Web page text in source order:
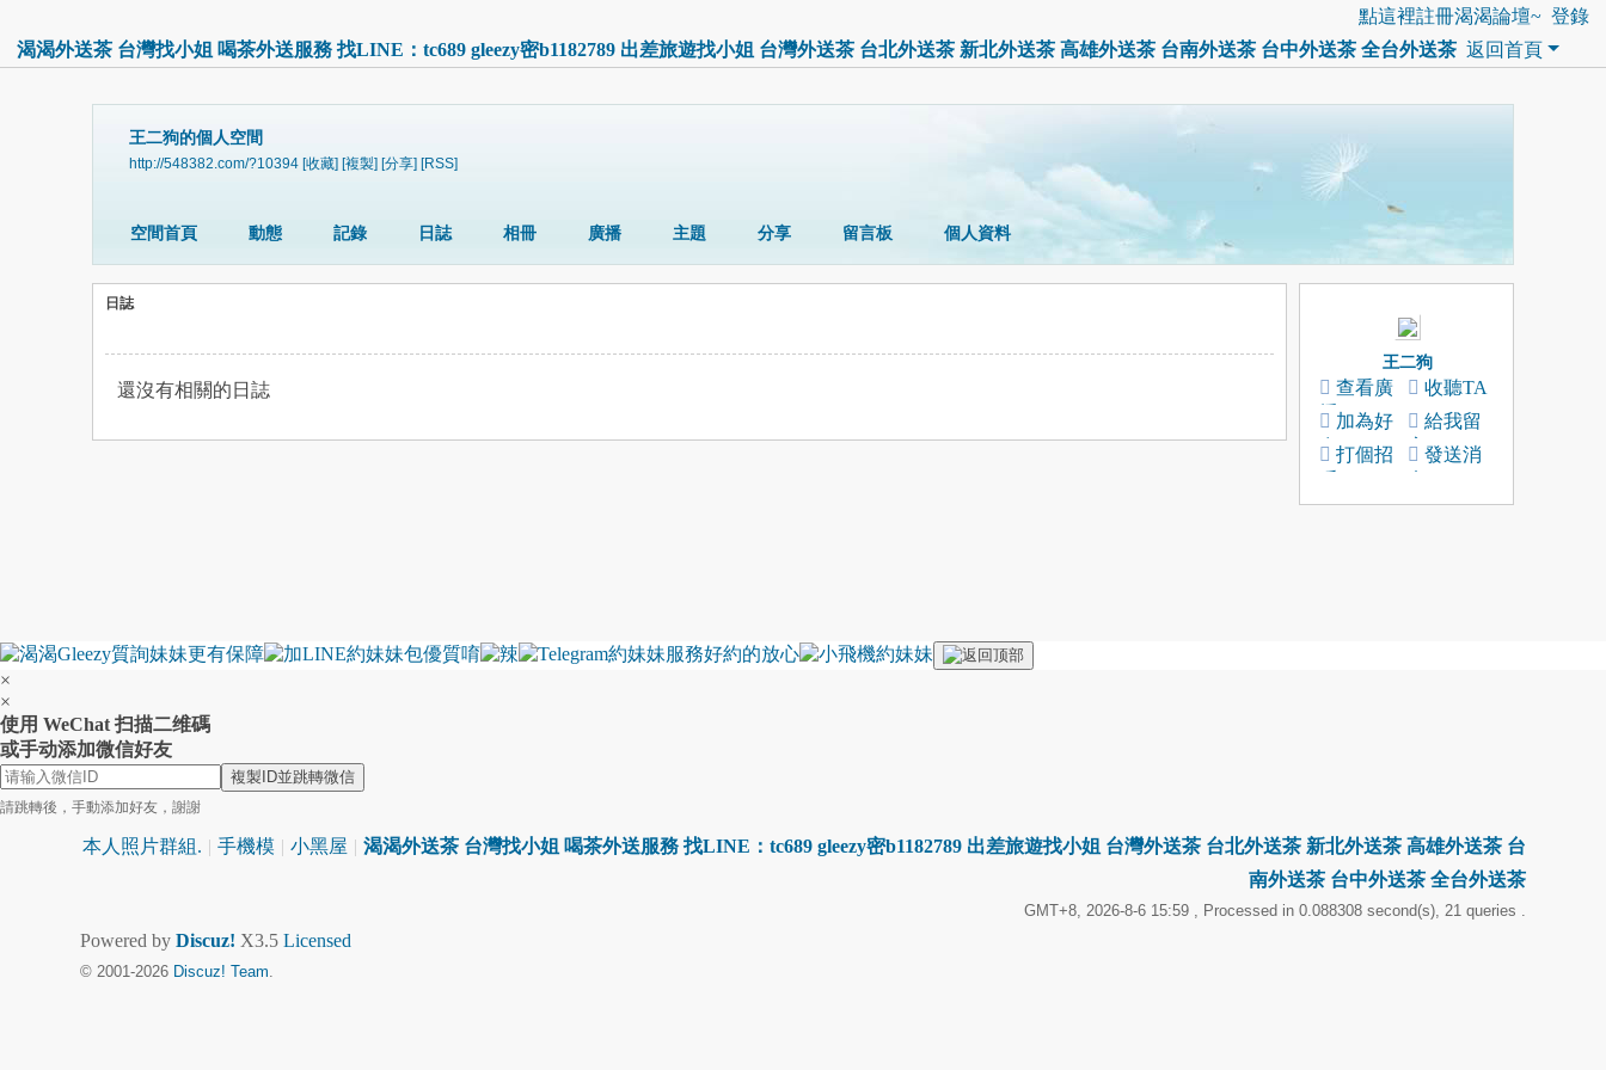
點這裡註冊渴渴論壇~ 登錄
渴渴外送茶 台灣找小姐 喝茶外送服務 找LINE：tc689 gleezy密b1182789 出差旅遊找小姐 台灣外送茶 台北外送茶 新北外送茶 高雄外送茶 台南外送茶 台中外送茶 全台外送茶 返回首頁
王二狗的個人空間
http://548382.com/?10394 [收藏] [複製] [分享] [RSS]
空間首頁 動態 記錄 日誌 相冊 廣播 主題 分享 留言板 個人資料
日誌
還沒有相關的日誌
王二狗
查看廣
播
收聽TA
加為好
友
給我留
言
打個招
發送消
×
×
使用 WeChat 扫描二维碼
或手动添加微信好友
複製ID並跳轉微信
請跳轉後，手動添加好友，謝謝
本人照片群組. | 手機模 | 小黑屋 | 渴渴外送茶 台灣找小姐 喝茶外送服務 找LINE：tc689 gleezy密b1182789 出差旅遊找小姐 台灣外送茶 台北外送茶 新北外送茶 高雄外送茶 台
南外送茶 台中外送茶 全台外送茶
GMT+8, 2026-8-6 15:59 , Processed in 0.088308 second(s), 21 queries .
Powered by Discuz! X3.5 Licensed
© 2001-2026 Discuz! Team.